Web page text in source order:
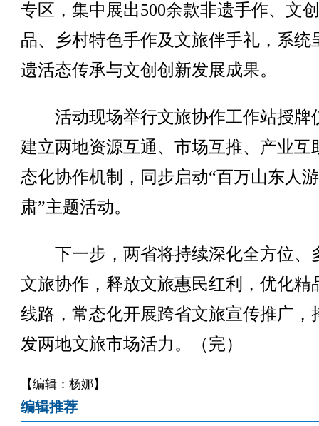
专区，集中展出500余款非遗手作、文
品、乡村特色手作及文旅伴手礼，系统
遗活态传承与文创创新发展成果。
活动现场举行文旅协作工作站授牌
建立两地资源互通、市场互推、产业互
态化协作机制，同步启动“百万山东人
肃”主题活动。
下一步，两省将持续深化全方位、
文旅协作，释放文旅惠民红利，优化精
线路，常态化开展跨省文旅宣传推广，
发两地文旅市场活力。（完）
【编辑：杨娜】
编辑推荐